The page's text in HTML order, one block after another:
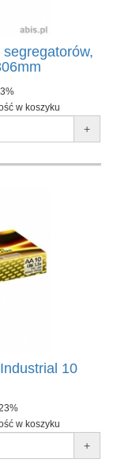
w koszyku
+
10
w koszyku
+